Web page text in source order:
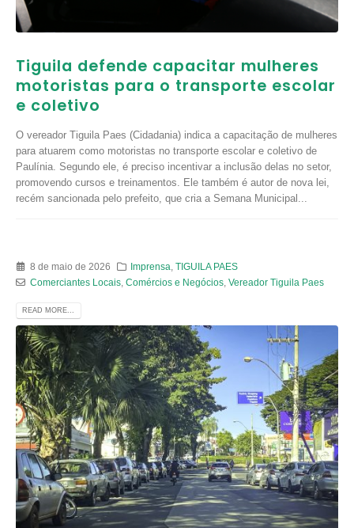
Tiguila defende capacitar mulheres
motoristas para o transporte escolar
e coletivo
O vereador Tiguila Paes (Cidadania) indica a capacitação de mulheres
para atuarem como motoristas no transporte escolar e coletivo de
Paulínia. Segundo ele, é preciso incentivar a inclusão delas no setor,
promovendo cursos e treinamentos. Ele também é autor de nova lei,
recém sancionada pelo prefeito, que cria a Semana Municipal...
8 de maio de 2026 Imprensa ,TIGUILA PAES
Comerciantes Locais, Comércios e Negócios, Vereador Tiguila Paes
READ MORE...